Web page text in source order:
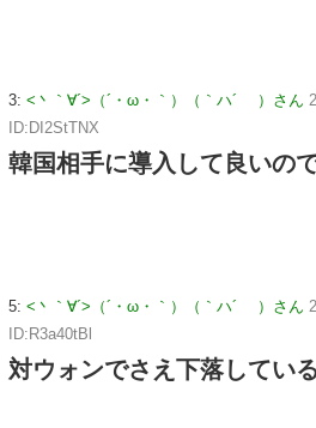
3: <丶｀∀´>（´・ω・｀）（｀ハ´ ）さん
ID:DI2StTNX
韓国相手に導入して良いの
5: <丶｀∀´>（´・ω・｀）（｀ハ´ ）さん
ID:R3a40tBl
対ウォンでさえ下落してい